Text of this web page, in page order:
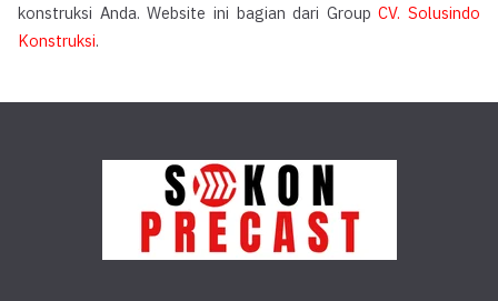
konstruksi Anda. Website ini bagian dari GroupCV. Solusindo
Konstruksi.